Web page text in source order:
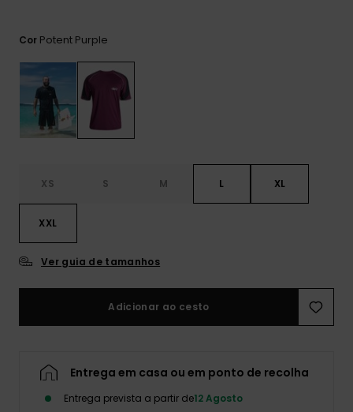
Cor Potent Purple
XS S M L XL
XXL
Ver guia de tamanhos
Adicionar ao cesto
Entrega em casa ou em ponto de recolha
Entrega prevista a partir de12 Agosto